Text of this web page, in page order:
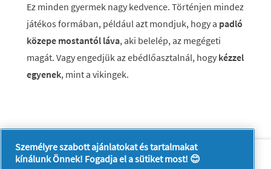
Ez minden gyermek nagy kedvence. Történjen mindez
játékos formában, például azt mondjuk, hogy a padló
közepe mostantól láva, aki belelép, az megégeti
magát. Vagy engedjük az ebédlőasztalnál, hogy kézzel
egyenek, mint a vikingek.
Rólunk
Kapcsolatfelvétel
A pg.com felkeresése
Személyre szabott ajánlatokat és tartalmakat
kínálunk Önnek! Fogadja el a sütiket most! 😊